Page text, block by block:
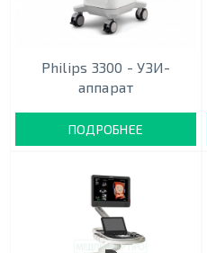
Philips 3300 - УЗИ-
аппарат
ПОДРОБНЕЕ